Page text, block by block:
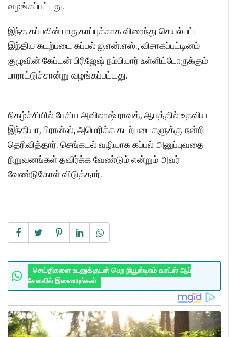
வழங்கப்பட்டது.
இந்த கப்பலின் பாதுகாப்புக்காக விரைந்து செயல்பட்ட
இந்திய கடற்படை கப்பல் ஐ.என்.எஸ்., விசாகப்பட்டினம்
குழுவின் கேப்டன் பிரிஜேஷ் நம்பியார் உள்ளிட்டோருக்கும்
பாராட்டுச்சான்று வழங்கப்பட்டது.
நிகழ்ச்சியில் பேசிய அவிலாஷ் ராவத், ஆபத்தில் உதவிய
இந்தியா, பிரான்ஸ், அமெரிக்க கடற்படைகளுக்கு நன்றி
தெரிவித்தார். செங்கடல் வழியாக கப்பல் அனுப்புவதை
நிறுவனங்கள் தவிர்க்க வேண்டும் என்றும் அவர்
வேண்டுகோள் விடுத்தார்.
செய்திகளை உடனுக்குடன் பெற நியூஸ்டிஎம் வாட்ஸ் ஆப்
சேனலில் இணையுங்கள்